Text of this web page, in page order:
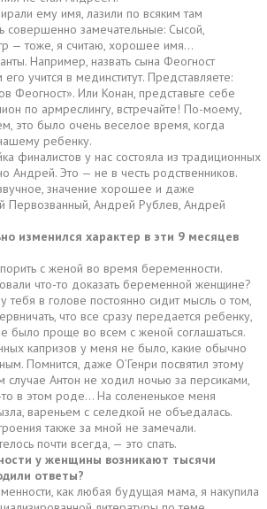
ему имя, лазили по всяким там
совершенно замечательные: Сысой,
— тоже, я считаю, хорошее имя…
Например, назвать сына Феогност
учится в мединститут. Представляете:
Феогност». Или Конан, представьте себе
по армреслингу, встречайте! По-моему,
это было очень веселое время, когда
ребенку.
финалистов у нас состояла из традиционных
Андрей. Это — не в честь родственников.
значение хорошее и даже
Первозванный, Андрей Рублев, Андрей
изменился характер в эти 9 месяцев
с женой во время беременности.
что-то доказать беременной женщине?
тебя в голове постоянно сидит мысль о том,
что все сразу передается ребенку,
было проще во всем с женой соглашаться.
капризов у меня не было, какие обычно
Помнится, даже О’Генри посвятил этому
случае Антон не ходил ночью за персиками,
в этом роде… На солененькое меня
вареньем с селедкой не объедалась.
также за мной не замечали.
почти всегда, — это спать.
у женщины возникают тысячи
ответы?
как любая будущая мама, я накупила